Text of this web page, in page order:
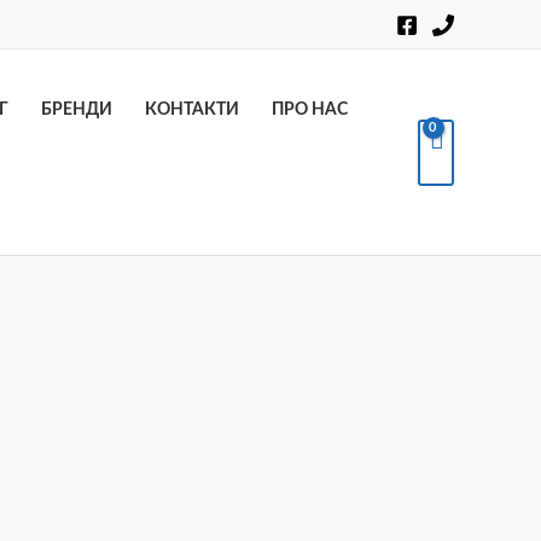
БРЕНДИ КОНТАКТИ ПРО НАС